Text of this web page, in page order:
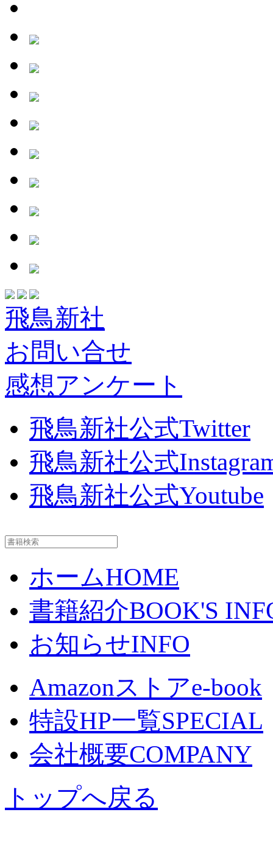
飛鳥新社
お問い合せ
感想アンケート
飛鳥新社公式Twitter
飛鳥新社公式
飛鳥新社公式Youtube
ホームHOME
書籍紹介BOOK'S
お知らせINFO
Amazonストアe-book
特設HP一覧SPECIAL
会社概要COMPANY
トップへ戻る